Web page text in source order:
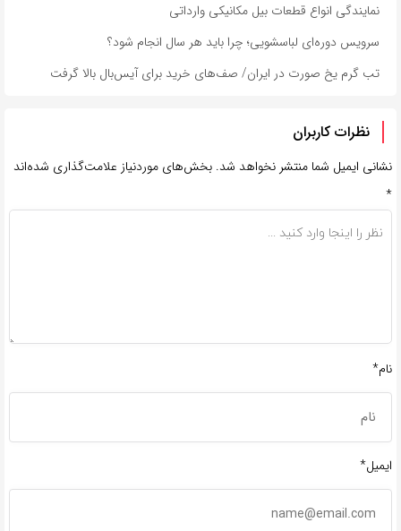
نمایندگی انواع قطعات بیل مکانیکی وارداتی
سرویس دوره‌ای لباسشویی؛ چرا باید هر سال انجام شود؟
تب گرم یخ صورت در ایران/ صف‌های خرید برای آیس‌بال بالا گرفت
نظرات کاربران
نشانی ایمیل شما منتشر نخواهد شد. بخش‌های موردنیاز علامت‌گذاری شده‌اند
*
نام*
ایمیل*